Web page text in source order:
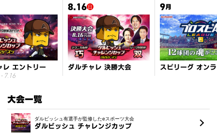
レ エントリー
7.16
8.16 日
ダルチャレ 決勝大会
9月
大会一覧
ダルビッシュ チャレンジカップ
ダルビッシュ有選手が監修したeスポーツ大会